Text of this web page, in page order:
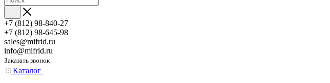
+7 (812) 98-840-27
+7 (812) 98-645-98
sales@mifrid.ru
info@mifrid.ru
Заказать звонок
Каталог